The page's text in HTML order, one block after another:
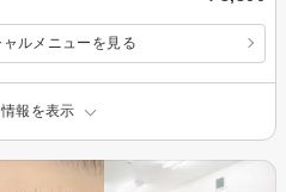
ルメニューを見る
報を表示